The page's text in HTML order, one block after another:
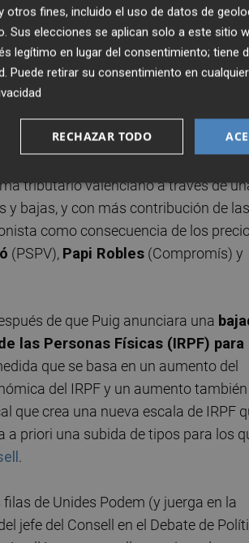
en las últimas horas es la que han
-cada grupo, o en su defecto el
de las consellerias que
realizar una reforma fiscal que alivie
que las altas contribuyan más
tributario valenciano a través de
bajas, y con más contribución de las
como consecuencia de los
(PSPV), Papi Robles (Compromís) y
de que Puig anunciara una
las Personas Físicas (IRPF) para
que se basa en un aumento del
del IRPF y un aumento también
que crea una nueva escala de IRPF
a priori una subida de tipos para los
.
de Unides Podem (y juerga en la
jefe del Consell en el Debate de
fines, incluido el uso de datos de
Sus elecciones se aplican solo a este sitio
legítimo en lugar del consentimiento; tiene
. Puede retirar su consentimiento en
RECHAZAR TODO